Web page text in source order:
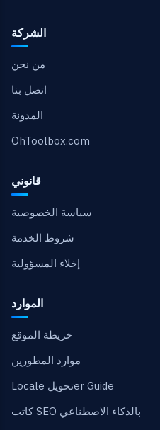
الشركة
من نحن
اتصل بنا
المدونة
OhToolbox.com
قانوني
سياسة الخصوصية
شروط الخدمة
إخلاء المسؤولية
الموارد
خريطة الموقع
موارد المطورين
Locale تحويلer Guide
كاتب SEO بالذكاء الاصطناعي